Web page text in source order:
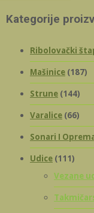
Kategorije
Ribolovački
Mašinice (187)
Strune (144)
Varalice (66)
Sonari I
Udice (111)
Vezane